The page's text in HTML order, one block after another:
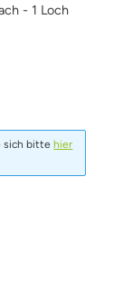
- 1 Loch
sich bitte hier